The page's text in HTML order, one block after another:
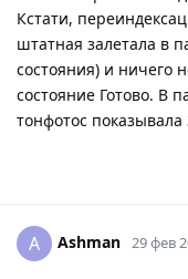
Кстати,
штатная залетала в
состояния) и ничего
состояние Готово. В
тонфотос показывала
A Ashman 29 фев